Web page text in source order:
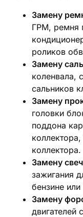
Замену
ГРМ, ремня
роликов
Замену
коленвала,
сальников
Замену
головки
поддона
коллектора.
Замену
зажигания
бензине или
Замену
двигателей